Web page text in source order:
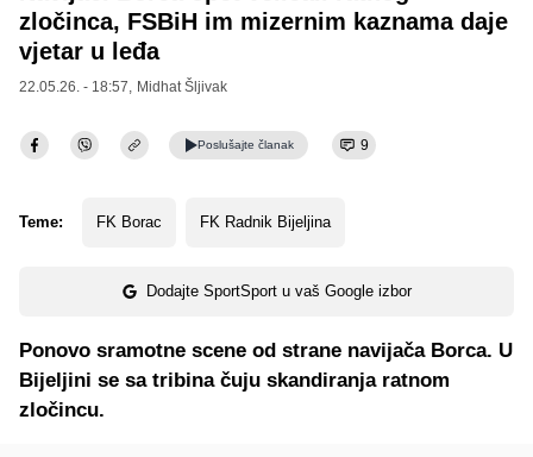
zločinca, FSBiH im mizernim kaznama daje
vjetar u leđa
22.05.26. - 18:57, Midhat Šljivak
Poslušajte članak 9
Teme: FK Borac FK Radnik Bijeljina
Dodajte SportSport u vaš Google izbor
Ponovo sramotne scene od strane navijača Borca. U
Bijeljini se sa tribina čuju skandiranja ratnom
zločincu.